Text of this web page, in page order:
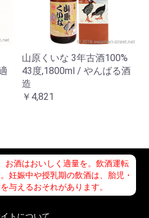
山原くいな 3年古酒100%
43度,1800ml / やんばる酒
造
￥4,821
お酒はおいしく適量を。飲酒運転
妊娠中や授乳期の飲酒は、胎児・
与えるおそれがあります。
トについて